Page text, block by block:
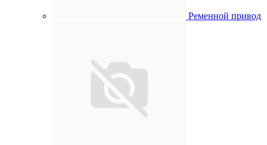
Ременной привод